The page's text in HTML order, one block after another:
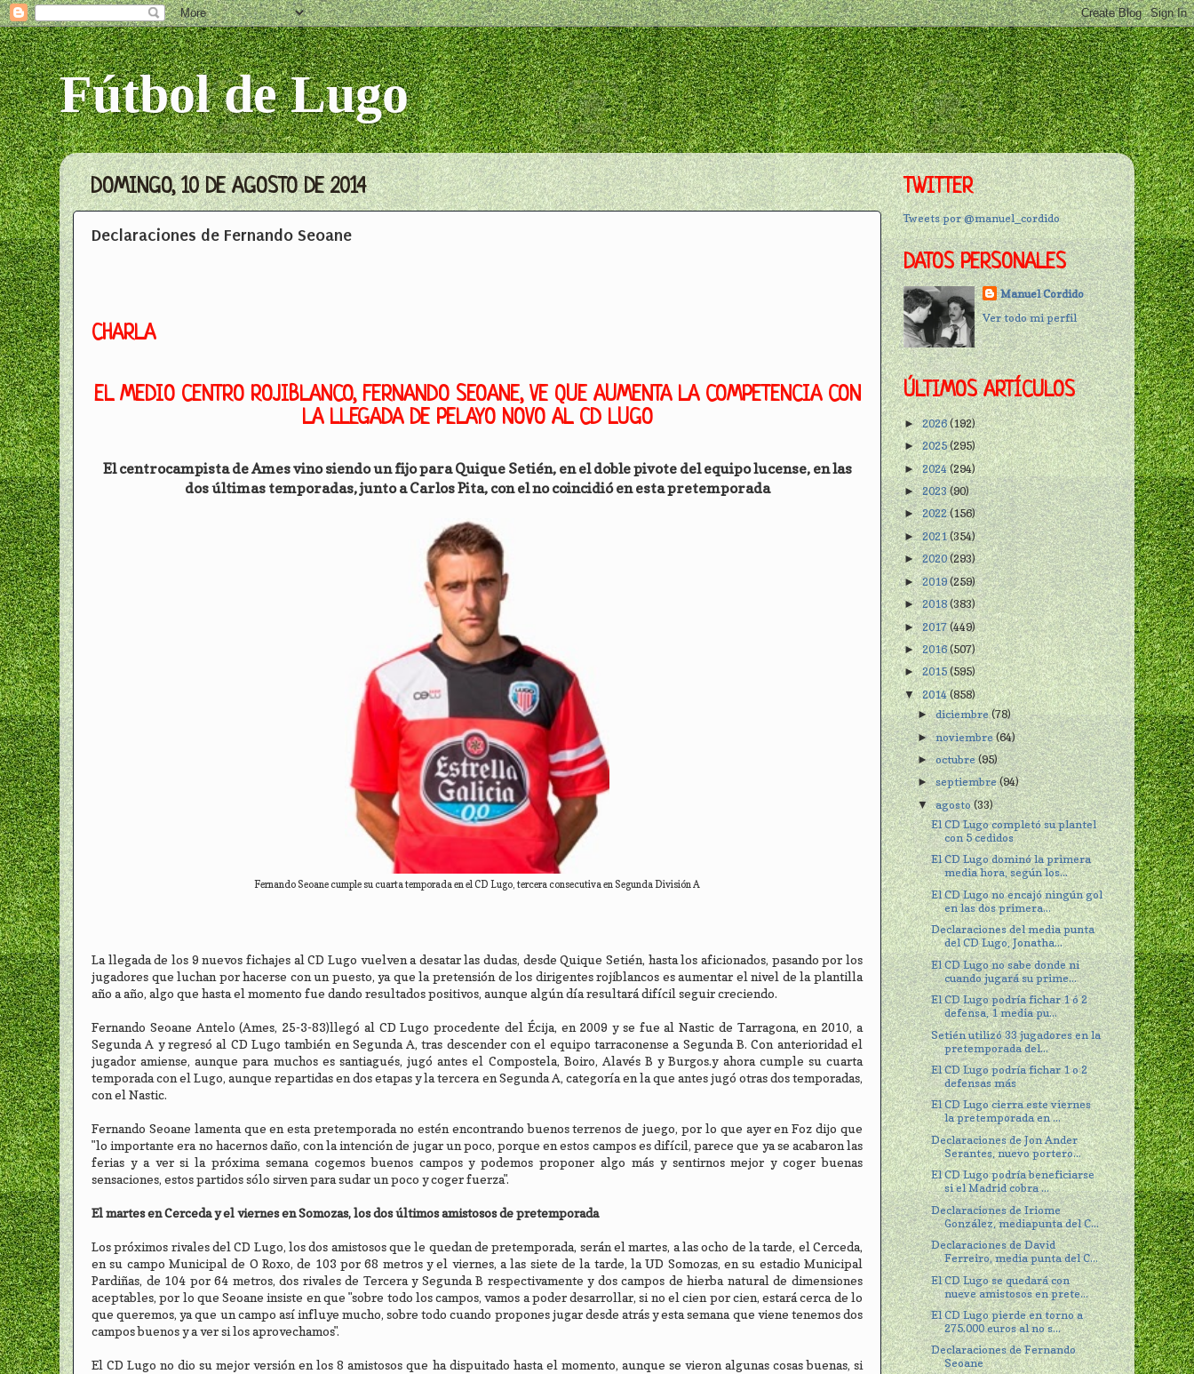
Fútbol de Lugo
DOMINGO, 10 DE AGOSTO DE 2014
Declaraciones de Fernando Seoane
CHARLA
EL MEDIO CENTRO ROJIBLANCO, FERNANDO SEOANE, VE QUE AUMENTA LA COMPETENCIA CON
LA LLEGADA DE PELAYO NOVO AL CD LUGO
El centrocampista de Ames vino siendo un fijo para Quique Setién, en el doble pivote del equipo lucense, en las
dos últimas temporadas, junto a Carlos Pita, con el no coincidió en esta pretemporada
Fernando Seoane cumple su cuarta temporada en el CD Lugo, tercera consecutiva en Segunda División A
La llegada de los 9 nuevos fichajes al CD Lugo vuelven a desatar las dudas, desde Quique Setién, hasta los aficionados, pasando por los
jugadores que luchan por hacerse con un puesto, ya que la pretensión de los dirigentes rojiblancos es aumentar el nivel de la plantilla
año a año, algo que hasta el momento fue dando resultados positivos, aunque algún día resultará difícil seguir creciendo.
Fernando Seoane Antelo (Ames, 25-3-83)llegó al CD Lugo procedente del Écija, en 2009 y se fue al Nastic de Tarragona, en 2010, a
Segunda A y regresó al CD Lugo también en Segunda A, tras descender con el equipo tarraconense a Segunda B. Con anterioridad el
jugador amiense, aunque para muchos es santiagués, jugó antes el Compostela, Boiro, Alavés B y Burgos.y ahora cumple su cuarta
temporada con el Lugo, aunque repartidas en dos etapas y la tercera en Segunda A, categoría en la que antes jugó otras dos temporadas,
con el Nastic.
Fernando Seoane lamenta que en esta pretemporada no estén encontrando buenos terrenos de juego, por lo que ayer en Foz dijo que
"lo importante era no hacernos daño, con la intención de jugar un poco, porque en estos campos es difícil, parece que ya se acabaron las
ferias y a ver si la próxima semana cogemos buenos campos y podemos proponer algo más y sentirnos mejor y coger buenas
sensaciones, estos partidos sólo sirven para sudar un poco y coger fuerza".
El martes en Cerceda y el viernes en Somozas, los dos últimos amistosos de pretemporada
Los próximos rivales del CD Lugo, los dos amistosos que le quedan de pretemporada, serán el martes, a las ocho de la tarde, el Cerceda,
en su campo Municipal de O Roxo, de 103 por 68 metros y el viernes, a las siete de la tarde, la UD Somozas, en su estadio Municipal
Pardiñas, de 104 por 64 metros, dos rivales de Tercera y Segunda B respectivamente y dos campos de hierba natural de dimensiones
aceptables, por lo que Seoane insiste en que "sobre todo los campos, vamos a poder desarrollar, si no el cien por cien, estará cerca de lo
que queremos, ya que un campo así influye mucho, sobre todo cuando propones jugar desde atrás y esta semana que viene tenemos dos
campos buenos y a ver si los aprovechamos".
El CD Lugo no dio su mejor versión en los 8 amistosos que ha dispuitado hasta el momento, aunque se vieron algunas cosas buenas, si
TWITTER
Tweets por @manuel_cordido
DATOS PERSONALES
Manuel Cordido
Ver todo mi perfil
ÚLTIMOS ARTÍCULOS
►2026(192)
►2025(295)
►2024(294)
►2023(90)
►2022(156)
►2021(354)
►2020(293)
►2019(259)
►2018(383)
►2017(449)
►2016(507)
►2015(595)
▼2014(858)
►diciembre(78)
►noviembre(64)
►octubre(95)
►septiembre(94)
▼agosto(33)
El CD Lugo completó su plantel
con 5 cedidos
El CD Lugo dominó la primera
media hora, según los...
El CD Lugo no encajó ningún gol
en las dos primera...
Declaraciones del media punta
del CD Lugo, Jonatha...
El CD Lugo no sabe donde ni
cuando jugará su prime...
El CD Lugo podría fichar 1 ó 2
defensa, 1 media pu...
Setién utilizó 33 jugadores en la
pretemporada del...
El CD Lugo podría fichar 1 o 2
defensas más
El CD Lugo cierra este viernes
la pretemporada en ...
Declaraciones de Jon Ander
Serantes, nuevo portero...
El CD Lugo podría beneficiarse
si el Madrid cobra ...
Declaraciones de Iriome
González, mediapunta del C...
Declaraciones de David
Ferreiro, media punta del C...
El CD Lugo se quedará con
nueve amistosos en prete...
El CD Lugo pierde en torno a
275.000 euros al no s...
Declaraciones de Fernando
Seoane